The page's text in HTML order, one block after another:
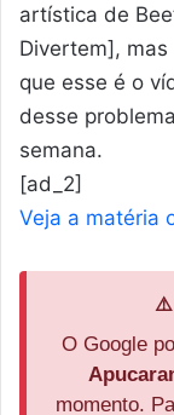
artística de
Divertem], mas
que esse é o
desse
semana.
[ad_2]
Veja a matéria
⚠️
O Google
momento.